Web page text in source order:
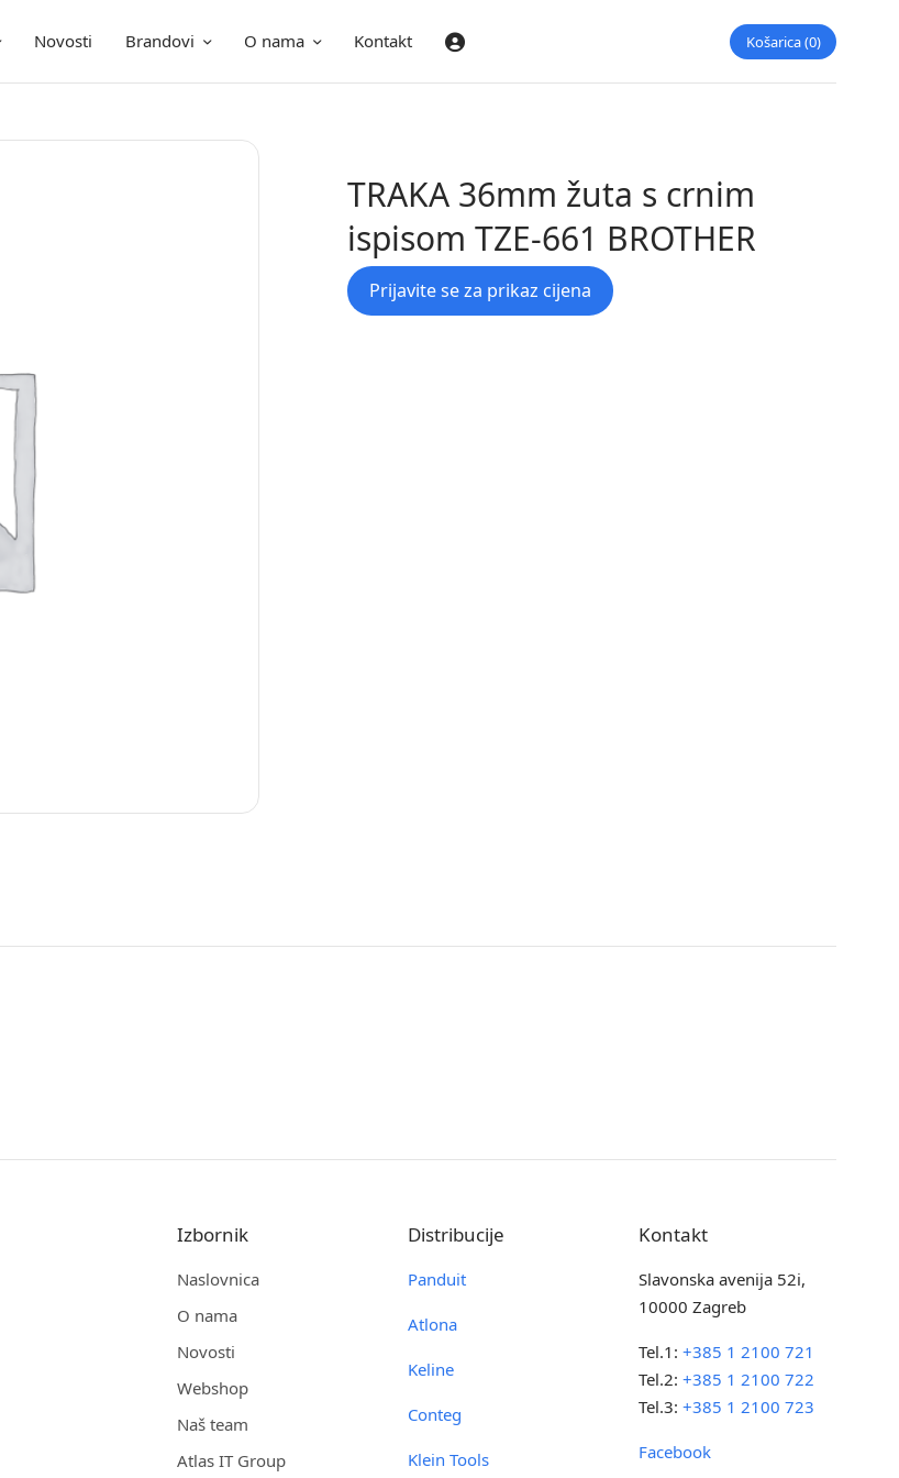
Novosti Brandovi O nama Kontakt Prijava Košarica 0
TRAKA 36mm žuta s crnim
ispisom TZE-661 BROTHER
Prijavite se za prikaz cijena
Izbornik
Naslovnica
O nama
Novosti
Webshop
Naš team
Atlas IT Group
Distribucije
Panduit
Atlona
Keline
Conteg
Klein Tools
Kontakt
Slavonska avenija 52i,
10000 Zagreb
Tel.1:+385 1 2100 721
Tel.2:+385 1 2100 722
Tel.3:+385 1 2100 723
Facebook